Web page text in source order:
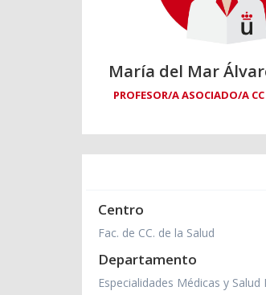
María del Mar
PROFESOR/A ASOCIADO/A
Centro
Fac. de CC. de la Salud
Departamento
Especialidades Médicas y Salud